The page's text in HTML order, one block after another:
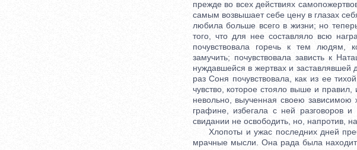
прежде во всех действиях
самым возвышает себе цену в глазах
любила больше всего в жизни; но
того, что для нее составляло всю
почувствовала горечь к тем людям,
замучить; почувствовала зависть к
нуждавшейся в жертвах и заставлявшей
раз Соня почувствовала, как из ее
чувство, которое стояло выше и
невольно, выученная своею зависимою
графине, избегала с ней разговоров
свидании не освободить, но, напротив,
Хлопоты и ужас последних дней
мрачные мысли. Она рада была